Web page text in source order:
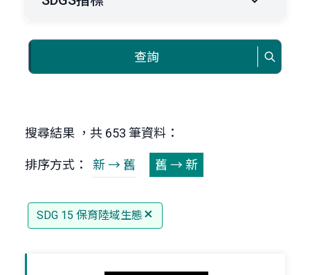
查詢
搜尋結果 ，共 653 筆資料：
排序方式： 新 → 舊 舊 → 新
SDG 15 保育陸域生態